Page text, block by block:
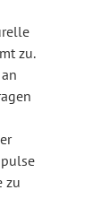
zu.
zu